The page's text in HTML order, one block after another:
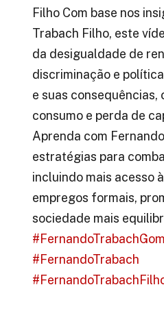
Filho Com base nos
Trabach Filho, este
da desigualdade de
discriminação e
e suas consequências,
consumo e perda de
Aprenda com
estratégias para
incluindo mais acesso
empregos formais,
sociedade mais
#FernandoTrabach